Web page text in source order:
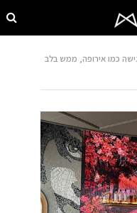
כמו אירופה, ממש בלב